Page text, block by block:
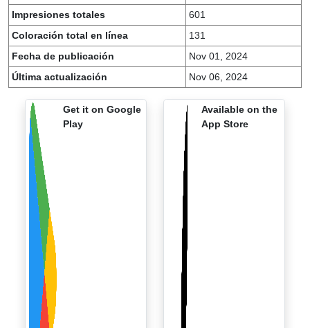
Impresiones totales
601
Coloración total en línea
131
Fecha de publicación
Nov 01, 2024
Última actualización
Nov 06, 2024
Get it on Google
Play
Available on the
App Store